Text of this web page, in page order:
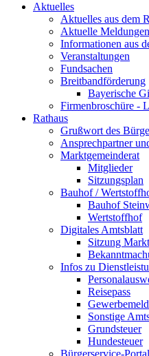
Aktuelles
Aktuelles aus dem
Aktuelle Meldungen
Informationen aus
Veranstaltungen
Fundsachen
Breitbandförderung
Bayerische
Firmenbroschüre -
Rathaus
Grußwort des
Ansprechpartner
Marktgemeinderat
Mitglieder
Sitzungsplan
Bauhof /
Bauhof
Wertstoffhof
Digitales Amtsblatt
Sitzung
Infos zu
Reisepass
Sonstige
Grundsteuer
Hundesteuer
Bürgerservice-Portal